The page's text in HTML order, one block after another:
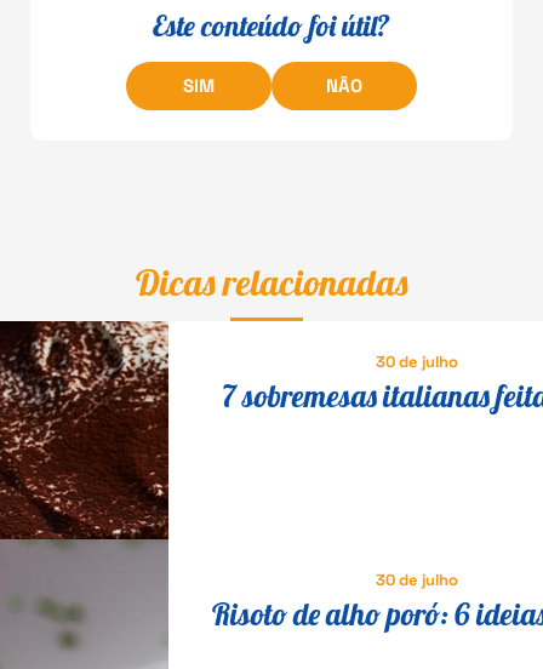
Este conteúdo foi útil?
SIM NÃO
Dicas relacionadas
30 de julho
7 sobremesas italianas
30 de julho
Risoto de alho poró: 6